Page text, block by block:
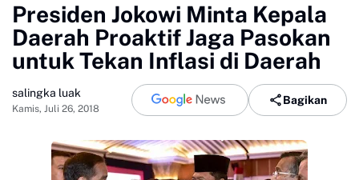
Presiden Jokowi Minta Kepala
Daerah Proaktif Jaga Pasokan
untuk Tekan Inflasi di Daerah
salingka luak
Kamis, Juli 26, 2018
Bagikan